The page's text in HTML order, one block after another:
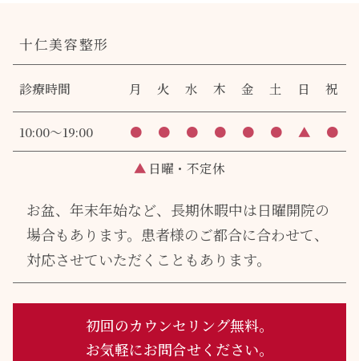
十仁美容整形
診療時間 月 火 水 木 金 土 日 祝
10:00～19:00 ● ● ● ● ● ● ▲ ●
▲ 日曜・不定休
お盆、年末年始など、長期休暇中は日曜開院の
場合もあります。 患者様のご都合に合わせて、
対応させていただくこともあります。
初回のカウンセリング無料。
お気軽にお問合せください。